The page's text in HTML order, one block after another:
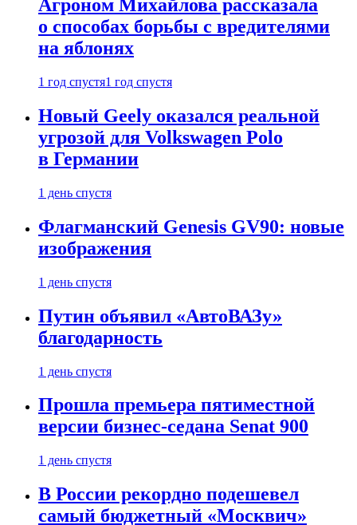
Агроном Михайлова рассказала
о способах борьбы с вредителями
на яблонях
1 год спустя1 год спустя
Новый Geely оказался реальной
угрозой для Volkswagen Polo
в Германии
1 день спустя
Флагманский Genesis GV90: новые
изображения
1 день спустя
Путин объявил «АвтоВАЗу»
благодарность
1 день спустя
Прошла премьера пятиместной
версии бизнес-седана Senat 900
1 день спустя
В России рекордно подешевел
самый бюджетный «Москвич»